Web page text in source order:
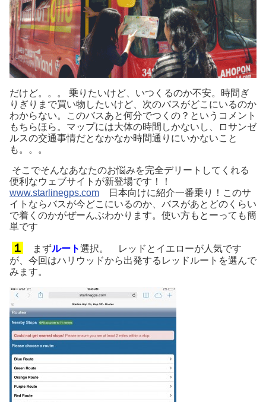
だけど。。。 乗りたいけど、いつくるのか不安。時間ぎ
りぎりまで買い物したいけど、次のバスがどこにいるのか
わからない。このバスあと何分でつくの？というコメント
もちらほら。マップには大体の時間しかないし、ロサンゼ
ルスの交通事情だとなかなか時間通りにいかないこと
も。。。
そこでそんなあなたのお悩みを完全デリートしてくれる
便利なウェブサイトが新登場です！！
www.starlinegps.com 日本向けに紹介一番乗り！このサ
イトならバスが今どこにいるのか、バスがあとどのくらい
で着くのかがぜーんぶわかります。使い方もとーっても簡
単です
１ まずルート選択。 レッドとイエローが人気です
が、今回はハリウッドから出発するレッドルートを選んで
みます。